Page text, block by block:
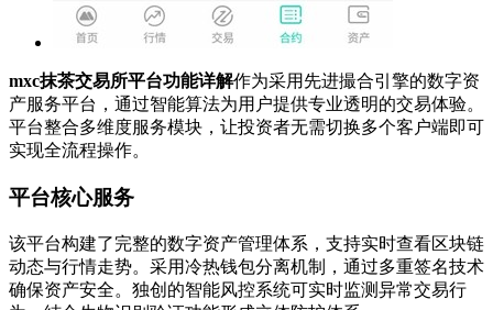
mxc抹茶交易所平台功能详解作为采用先进撮合引擎的数字资
产服务平台，通过智能算法为用户提供专业透明的交易体验。
平台整合多维度服务模块，让投资者无需切换多个客户端即可
实现全流程操作。
平台核心服务
该平台构建了完整的数字资产管理体系，支持实时查看区块链
动态与行情走势。采用冷热钱包分离机制，通过多重签名技术
确保资产安全。独创的智能风控系统可实时监测异常交易行